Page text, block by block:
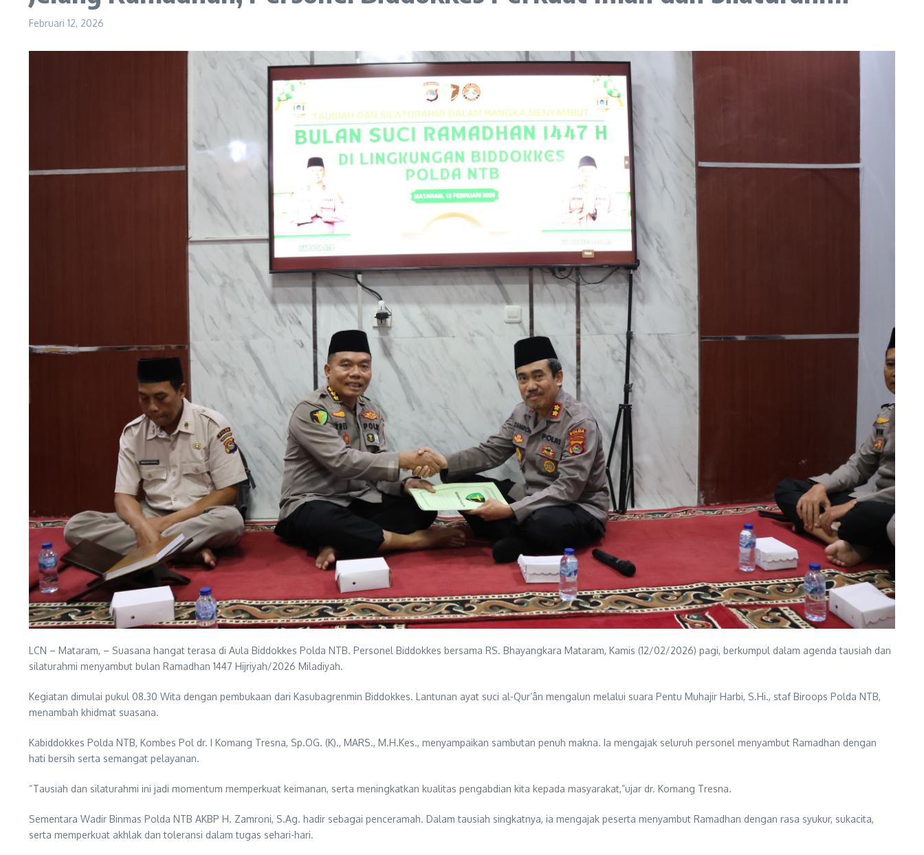
Februari 12, 2026
LCN – Mataram, – Suasana hangat terasa di Aula Biddokkes Polda NTB. Personel Biddokkes bersama RS. Bhayangkara Mataram, Kamis (12/02/2026) pagi, berkumpul dalam agenda tausiah dan
silaturahmi menyambut bulan Ramadhan 1447 Hijriyah/2026 Miladiyah.
Kegiatan dimulai pukul 08.30 Wita dengan pembukaan dari Kasubagrenmin Biddokkes. Lantunan ayat suci al-Qur’ân mengalun melalui suara Pentu Muhajir Harbi, S.Hi., staf Biroops Polda NTB,
menambah khidmat suasana.
Kabiddokkes Polda NTB, Kombes Pol dr. I Komang Tresna, Sp.OG. (K)., MARS., M.H.Kes., menyampaikan sambutan penuh makna. Ia mengajak seluruh personel menyambut Ramadhan dengan
hati bersih serta semangat pelayanan.
“Tausiah dan silaturahmi ini jadi momentum memperkuat keimanan, serta meningkatkan kualitas pengabdian kita kepada masyarakat,”ujar dr. Komang Tresna.
Sementara Wadir Binmas Polda NTB AKBP H. Zamroni, S.Ag. hadir sebagai penceramah. Dalam tausiah singkatnya, ia mengajak peserta menyambut Ramadhan dengan rasa syukur, sukacita,
serta memperkuat akhlak dan toleransi dalam tugas sehari-hari.